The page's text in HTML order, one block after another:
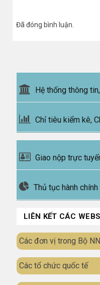
Đã đóng bình luận.
Hệ thống thông
Chỉ tiêu kiểm kê,
Giao nộp trực
Thủ tục hành chính
LIÊN KẾT CÁC
Các đơn vị trong Bộ
Các tổ chức quốc tế